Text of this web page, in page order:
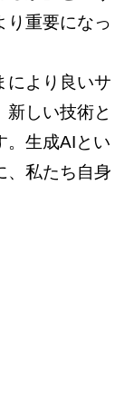
り重要になっ
により良いサ
新しい技術と
。生成AIとい
、私たち自身